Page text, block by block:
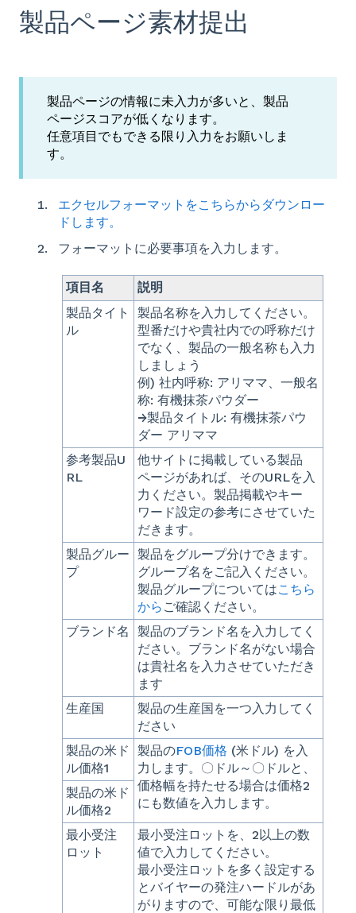
製品ページ素材提出
製品ページの情報に未入力が多いと、製品
ページスコアが低くなります。
任意項目でもできる限り入力をお願いしま
す。
エクセルフォーマットをこちらからダウンロー
ドします。
フォーマットに必要事項を入力します。
項目名
説明
製品タイト
ル
製品名称を入力してください。
型番だけや貴社内での呼称だけ
でなく、製品の一般名称も入力
しましょう
例) 社内呼称: アリママ、一般名
称: 有機抹茶パウダー
→製品タイトル: 有機抹茶パウ
ダー アリママ
参考製品U
RL
他サイトに掲載している製品
ページがあれば、そのURLを入
力ください。製品掲載やキー
ワード設定の参考にさせていた
だきます。
製品グルー
プ
製品をグループ分けできます。
グループ名をご記入ください。
製品グループについてはこちら
から ご確認ください。
ブランド名
製品のブランド名を入力してく
ださい。ブランド名がない場合
は貴社名を入力させていただき
ます
生産国
製品の生産国を一つ入力してく
ださい
製品の米ド
ル価格1
製品のFOB価格 (米ドル) を入
力します。〇ドル～〇ドルと、
価格幅を持たせる場合は価格2
にも数値を入力します。
製品の米ド
ル価格2
最小受注
ロット
最小受注ロットを、2以上の数
値で入力してください。
最小受注ロットを多く設定する
とバイヤーの発注ハードルがあ
がりますので、可能な限り最低